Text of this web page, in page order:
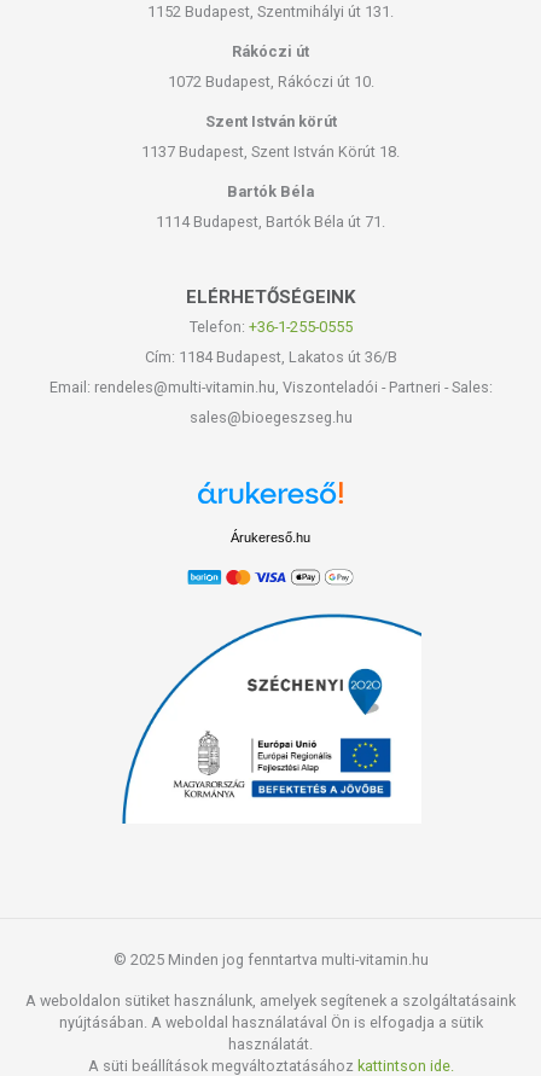
1152 Budapest, Szentmihályi út 131.
Rákóczi út
1072 Budapest, Rákóczi út 10.
Szent István körút
1137 Budapest, Szent István Körút 18.
Bartók Béla
1114 Budapest, Bartók Béla út 71.
ELÉRHETŐSÉGEINK
Telefon: +36-1-255-0555
Cím: 1184 Budapest, Lakatos út 36/B
Email: rendeles@multi-vitamin.hu, Viszonteladói - Partneri - Sales:
sales@bioegeszseg.hu
Árukereső.hu
© 2025 Minden jog fenntartva multi-vitamin.hu
A weboldalon sütiket használunk, amelyek segítenek a szolgáltatásaink
nyújtásában. A weboldal használatával Ön is elfogadja a sütik
használatát.
A süti beállítások megváltoztatásához kattintson ide.